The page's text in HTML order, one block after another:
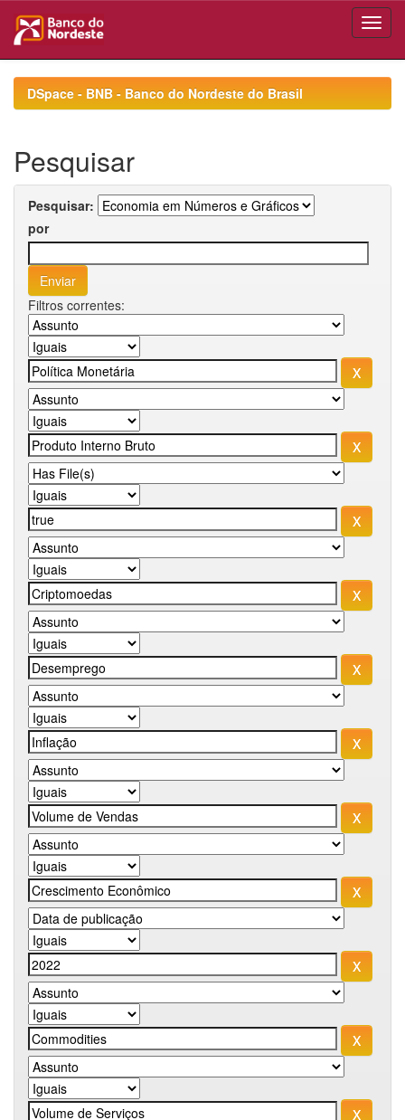
navigationDSpace - BNB - Banco do Nordeste do Brasil
Pesquisar
Pesquisar:
por
Filtros correntes: